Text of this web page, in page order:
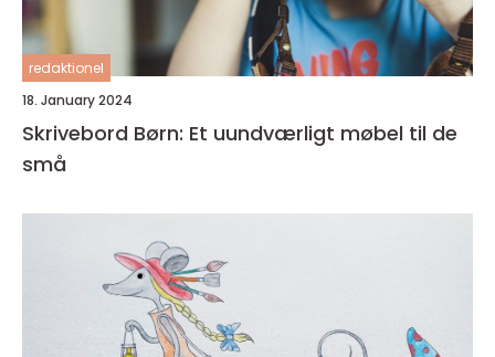
redaktionel
18. January 2024
Skrivebord Børn: Et uundværligt møbel til de
små